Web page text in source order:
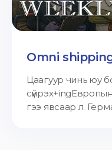
Omni
Цаагуур чинь юу
сүйрэх+ingЕвропын
гээ явсаар л.